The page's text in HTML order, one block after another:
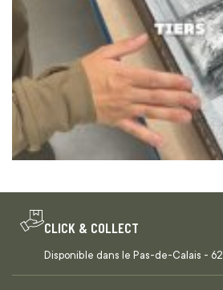
CLICK & COLLECT
Disponible dans le Pas-de-Calais - 62